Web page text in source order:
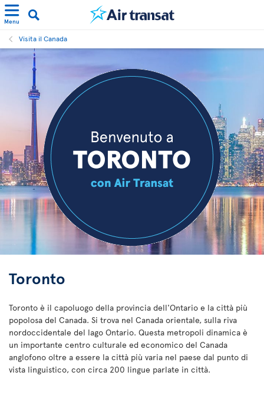
Menu
Visita il Canada
Toronto
Toronto è il capoluogo della provincia dell'Ontario e la città più
popolosa del Canada. Si trova nel Canada orientale, sulla riva
nordoccidentale del lago Ontario. Questa metropoli dinamica è
un importante centro culturale ed economico del Canada
anglofono oltre a essere la città più varia nel paese dal punto di
vista linguistico, con circa 200 lingue parlate in città.